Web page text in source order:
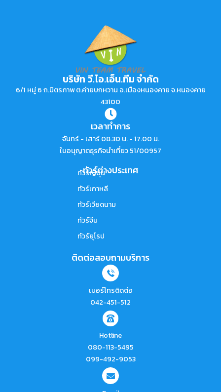
บริษัท วี.ไอ.เอ็น.ทีม จำกัด
6/1 หมู่ 6 ถ.มิตรภาพ ต.ค่ายบกหวาน อ.เมืองหนองคาย จ.หนองคาย
43100
เวลาทำการ
จันทร์ - เสาร์ 08.30 น. - 17.00 น.
ใบอนุญาตธุรกิจนำเที่ยว 51/00957
ทัวร์ต่างประเทศ
ทัวร์ญี่ปุ่น
ทัวร์เกาหลี
ทัวร์เวียดนาม
ทัวร์จีน
ทัวร์ยุโรป
ติดต่อสอบถามบริการ
เบอร์โทรติดต่อ
042-451-512
Hotline
080-113-5495
099-492-9053